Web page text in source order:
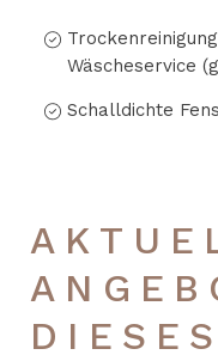
Wäscheservice
Schalldichte